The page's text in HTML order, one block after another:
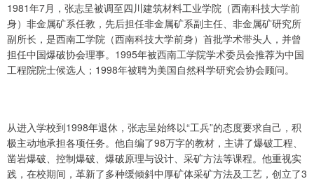
1981年7月，张志呈被调至四川建筑材料工业学院（西南科技大学前
身）非金属矿系任教，先后担任非金属矿系副主任、非金属矿研究所
副所长，是西南工学院（西南科技大学前身）首批学术带头人，并曾
担任中国爆破协会理事。1995年被西南工学院学术委员会推荐为中国
工程院院士候选人；1998年被聘为美国自然科学研究会协会顾问。
从进入学校到1998年退休，张志呈始终以“工兵”的态度要求自己，积
极主动地承担各项任务。他自编了98万字的教材，主讲了爆破工程、
凿岩爆破、控制爆破、爆破原理与设计、采矿方法等课程。他重视实
践，在校期间，革新了多种缓倾斜中厚矿体采矿方法及工艺，创立了3